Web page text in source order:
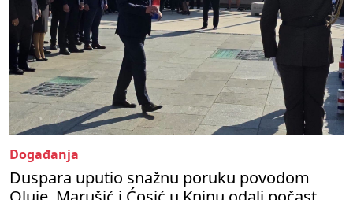
Događanja
Duspara uputio snažnu poruku povodom